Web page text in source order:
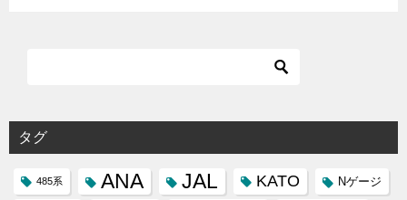
タグ
485系 ANA JAL KATO Nゲージ